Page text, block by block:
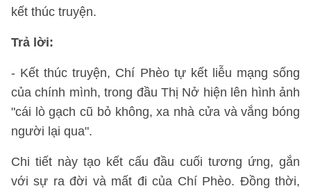
kết thúc truyện.
Trả lời:
- Kết thúc truyện, Chí Phèo tự kết liễu mạng sống
của chính mình, trong đầu Thị Nở hiện lên hình ảnh
"cái lò gạch cũ bỏ không, xa nhà cửa và vắng bóng
người lại qua".
Chi tiết này tạo kết cấu đầu cuối tương ứng, gắn
với sự ra đời và mất đi của Chí Phèo. Đồng thời,